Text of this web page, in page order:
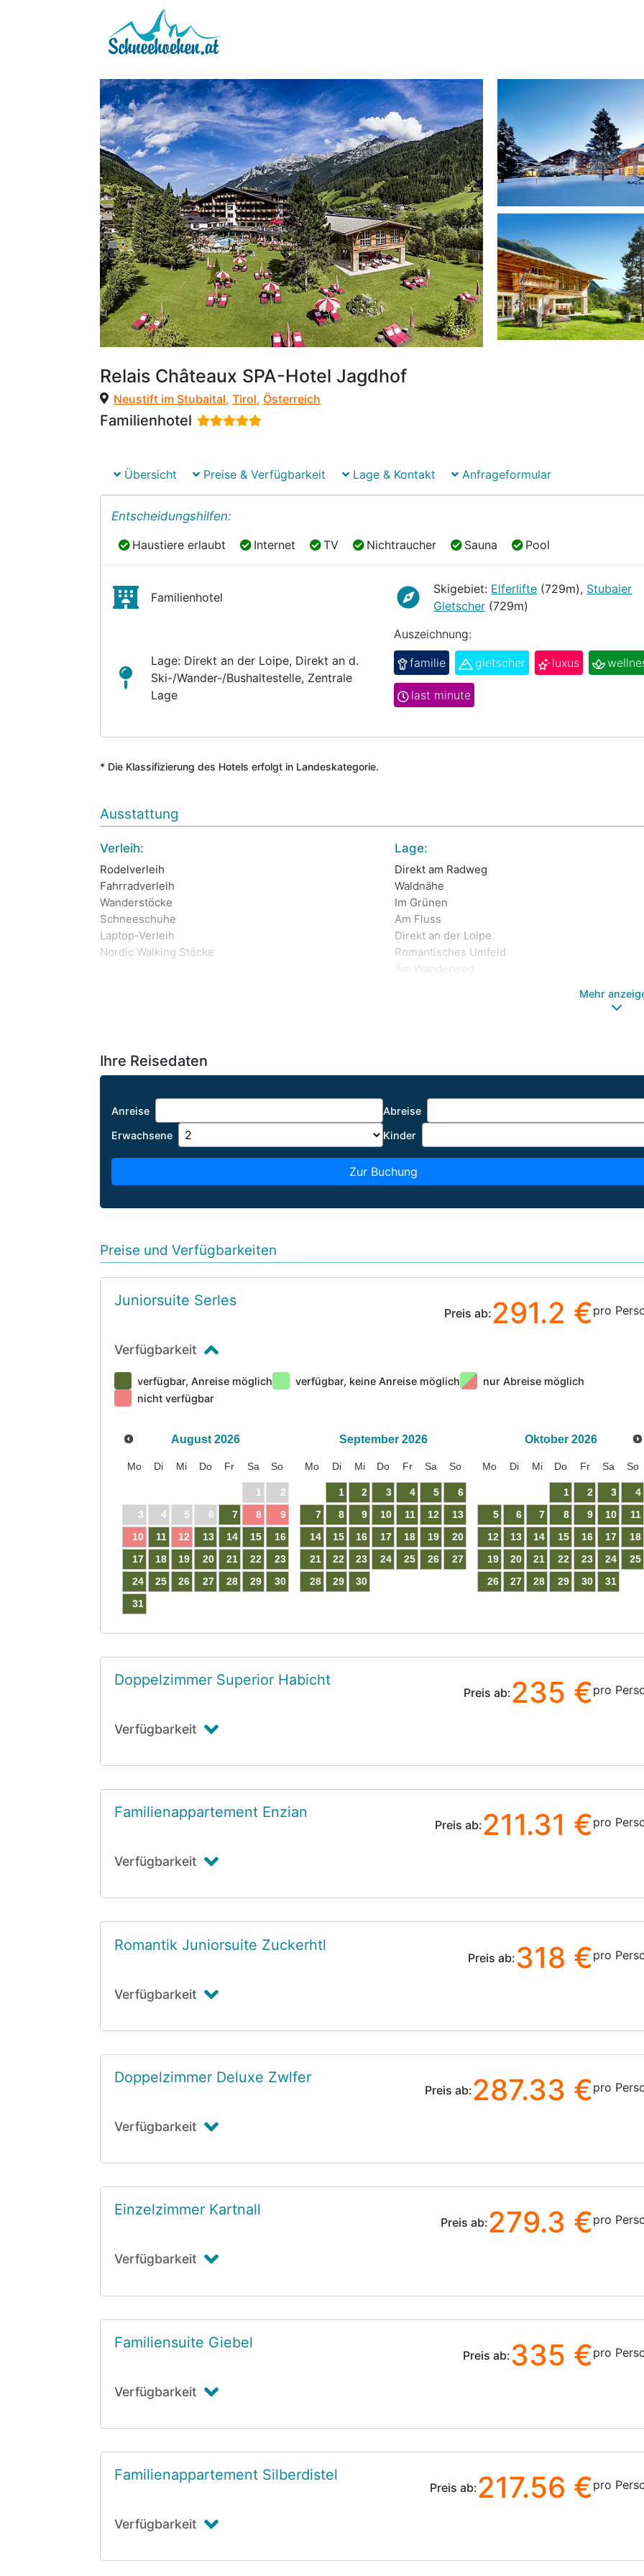
Relais Châteaux SPA-Hotel Jagdhof
Neustift im Stubaital,Tirol, Österreich
Familienhotel
Übersicht Preise & Verfügbarkeit Lage & Kontakt Anfrageformular
Entscheidungshilfen:
Haustiere erlaubt
Haustiere erlaubt Internet
Internet TV
TV Nichtraucher
Nichtraucher Sauna
Sauna Pool
Pool
Familienhotel
Skigebiet: Elferlifte (729m), Stubaier
Gletscher (729m)
Lage: Direkt an der Loipe, Direkt an d.
Ski-/Wander-/Bushaltestelle, Zentrale
Lage
Auszeichnung:
familie
gletscher luxus
last minute
* Die Klassifizierung des Hotels erfolgt in Landeskategorie.
Ausstattung
Verleih:
Rodelverleih
Fahrradverleih
Wanderstöcke
Schneeschuhe
Laptop-Verleih
Nordic Walking Stöcke
Lage:
Direkt am Radweg
Waldnähe
Im Grünen
Am Fluss
Direkt an der Loipe
Romantisches Umfeld
Am Wanderweg
Mehr
Ihre Reisedaten
Anreise
Abreise
Erwachsene
Kinder
Zur Buchung
Preise und Verfügbarkeiten
Juniorsuite Serles
Preis ab:291.2 €pro
Verfügbarkeit
verfügbar, Anreise möglich verfügbar, keine Anreise möglich
nur Abreise möglich
nicht verfügbar
August 2026
Mo Di Mi Do Fr Sa So
1
2
3
4 5 6 7 8
9
10
11 12 13 14 15
16
17
18 19 20 21 22
23
24
25 26 27 28 29
30
31
September 2026
Mo Di Mi Do Fr Sa So
1 2 3 4 5
6
7
8 9 10 11 12
13
14
15 16 17 18 19
20
21
22 23 24 25 26
27
28
29 30
Oktober 2026
Mo Di Mi Do Fr Sa So
1 2 3
4
5
6 7 8 9 10
11
12
13 14 15 16 17
18
19
20 21 22 23 24
25
26
27 28 29 30 31
Doppelzimmer Superior Habicht
Preis ab:235 €pro
Verfügbarkeit
Familienappartement Enzian
Preis ab:211.31 €pro
Verfügbarkeit
Romantik Juniorsuite Zuckerhtl
Preis ab:318 €pro
Verfügbarkeit
Doppelzimmer Deluxe Zwlfer
Preis ab:287.33 €pro
Verfügbarkeit
Einzelzimmer Kartnall
Preis ab:279.3 €pro
Verfügbarkeit
Familiensuite Giebel
Preis ab:335 €pro
Verfügbarkeit
Familienappartement Silberdistel
Preis ab:217.56 €pro
Verfügbarkeit